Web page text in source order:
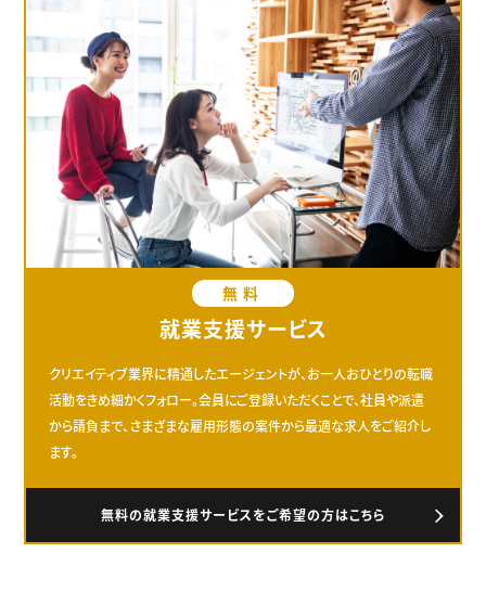
無料
就業支援サービス
クリエイティブ業界に精通したエージェントが、お一人おひとりの転職
活動をきめ細かくフォロー。会員にご登録いただくことで、社員や派遣
から請負まで、さまざまな雇用形態の案件から最適な求人をご紹介し
ます。
無料の就業支援サービスをご希望の方はこちら